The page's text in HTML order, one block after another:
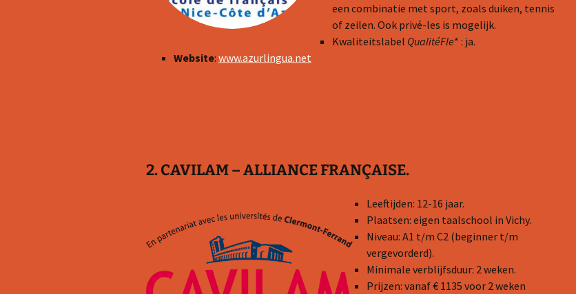
een combinatie met sport, zoals duiken, tennis
of zeilen. Ook privé-les is mogelijk.
Kwaliteitslabel QualitéFle* : ja.
Website: www.azurlingua.net
2. CAVILAM – ALLIANCE FRANÇAISE.
Leeftijden: 12-16 jaar.
Plaatsen: eigen taalschool in Vichy.
Niveau: A1 t/m C2 (beginner t/m
vergevorderd).
Minimale verblijfsduur: 2 weken.
Prijzen: vanaf € 1135 voor 2 weken